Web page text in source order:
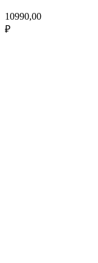
10990,00
₽